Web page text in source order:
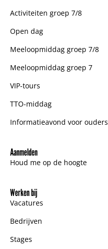
Activiteiten groep 7/8
Open dag
Meeloopmiddag groep 7/8
Meeloopmiddag groep 7
VIP-tours
TTO-middag
Informatieavond voor ouders
Aanmelden
Houd me op de hoogte
Werken bij
Vacatures
Bedrijven
Stages